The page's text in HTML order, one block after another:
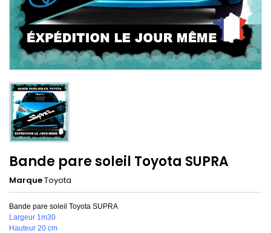
Bande pare soleil Toyota SUPRA
MarqueToyota
Bande pare soleil Toyota SUPRA
Largeur 1m30
Hauteur 20 cm